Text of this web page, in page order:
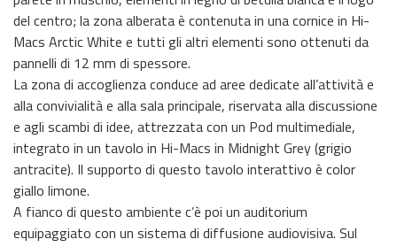
del centro; la zona alberata è contenuta in una cornice in Hi-
Macs Arctic White e tutti gli altri elementi sono ottenuti da
pannelli di 12 mm di spessore.
La zona di accoglienza conduce ad aree dedicate all’attività e
alla convivialità e alla sala principale, riservata alla discussione
e agli scambi di idee, attrezzata con un Pod multimediale,
integrato in un tavolo in Hi-Macs in Midnight Grey (grigio
antracite). Il supporto di questo tavolo interattivo è color
giallo limone.
A fianco di questo ambiente c’è poi un auditorium
equipaggiato con un sistema di diffusione audiovisiva. Sul